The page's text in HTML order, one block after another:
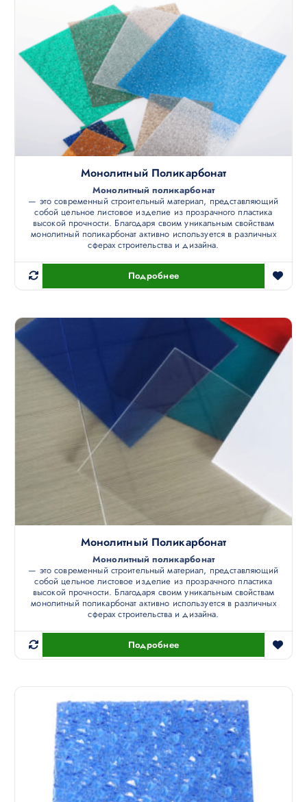
Монолитный Поликарбонат
Монолитный поликарбонат
— это современный строительный материал, представляющий
собой цельное листовое изделие из прозрачного пластика
высокой прочности. Благодаря своим уникальным свойствам
монолитный поликарбонат активно используется в различных
сферах строительства и дизайна.
Подробнее
Монолитный Поликарбонат
Монолитный поликарбонат
— это современный строительный материал, представляющий
собой цельное листовое изделие из прозрачного пластика
высокой прочности. Благодаря своим уникальным свойствам
монолитный поликарбонат активно используется в различных
сферах строительства и дизайна.
Подробнее